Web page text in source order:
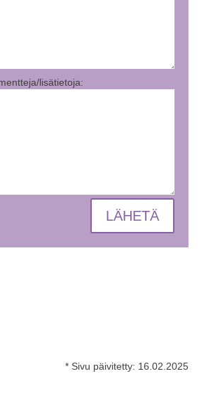
lisätietoja:
LÄHETÄ
* Sivu päivitetty: 16.02.2025